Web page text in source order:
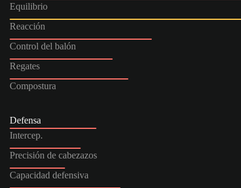
Equilibrio
Reacción
Control del balón
Regates
Compostura
Defensa
Intercep.
Precisión de cabezazos
Capacidad defensiva